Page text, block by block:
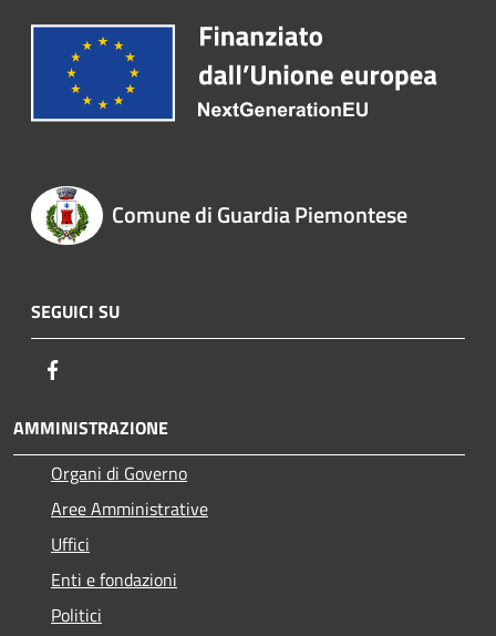
Comune di Guardia Piemontese
SEGUICI SU
AMMINISTRAZIONE
Organi di Governo
Aree Amministrative
Uffici
Enti e fondazioni
Politici